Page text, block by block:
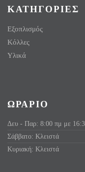
ΚΑΤΗΓΟΡΙΕΣ
Εξοπλισμός
Κόλλες
Υλικά
ΩΡΑΡΙΟ
Δευ - Παρ: 8:00 πμ με
Σάββατο: Κλειστά
Κυριακή: Κλειστά